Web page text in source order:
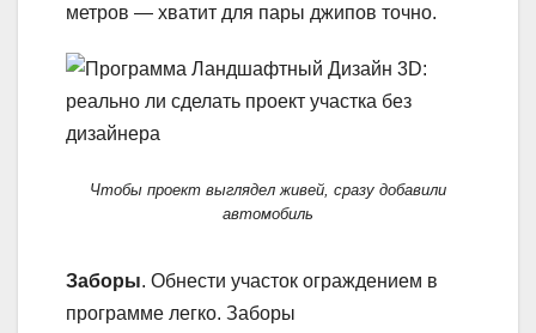
метров — хватит для пары джипов точно.
Чтобы проект выглядел живей, сразу добавили
автомобиль
Заборы. Обнести участок ограждением в
программе легко. Заборы